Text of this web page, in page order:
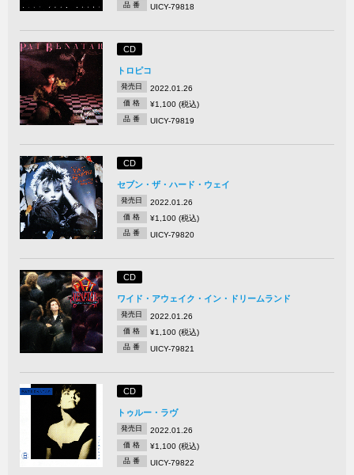
品 番 UICY-79818
CD
トロピコ
発売日 2022.01.26
価 格 ¥1,100 (税込)
品 番 UICY-79819
CD
セブン・ザ・ハード・ウェイ
発売日 2022.01.26
価 格 ¥1,100 (税込)
品 番 UICY-79820
CD
ワイド・アウェイク・イン・ドリームランド
発売日 2022.01.26
価 格 ¥1,100 (税込)
品 番 UICY-79821
CD
トゥルー・ラヴ
発売日 2022.01.26
価 格 ¥1,100 (税込)
品 番 UICY-79822